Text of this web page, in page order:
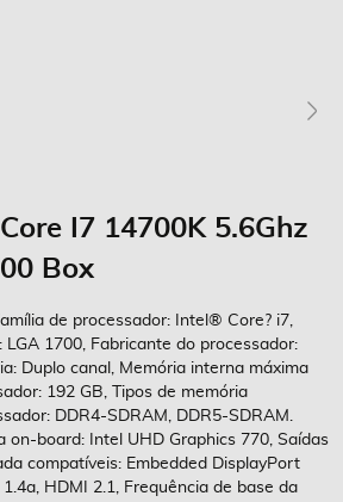
I7 14700K 5.6Ghz
Box
de processador: Intel® Core? i7,
1700, Fabricante do processador:
Duplo canal, Memória interna máxima
192 GB, Tipos de memória
DDR4-SDRAM, DDR5-SDRAM.
on-board: Intel UHD Graphics 770, Saídas
compatíveis: Embedded DisplayPort
HDMI 2.1, Frequência de base da